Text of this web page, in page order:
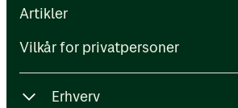
Artikler
Vilkår for privatpersoner
Erhverv